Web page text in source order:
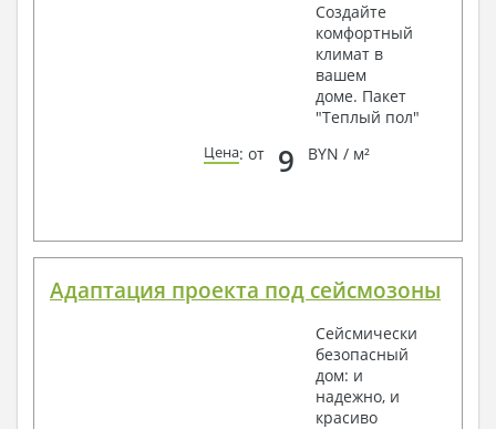
Создайте
комфортный
климат в
вашем
доме. Пакет
"Теплый пол"
Цена: от 9 BYN / м²
Адаптация проекта под сейсмозоны
Сейсмически
безопасный
дом: и
надежно, и
красиво